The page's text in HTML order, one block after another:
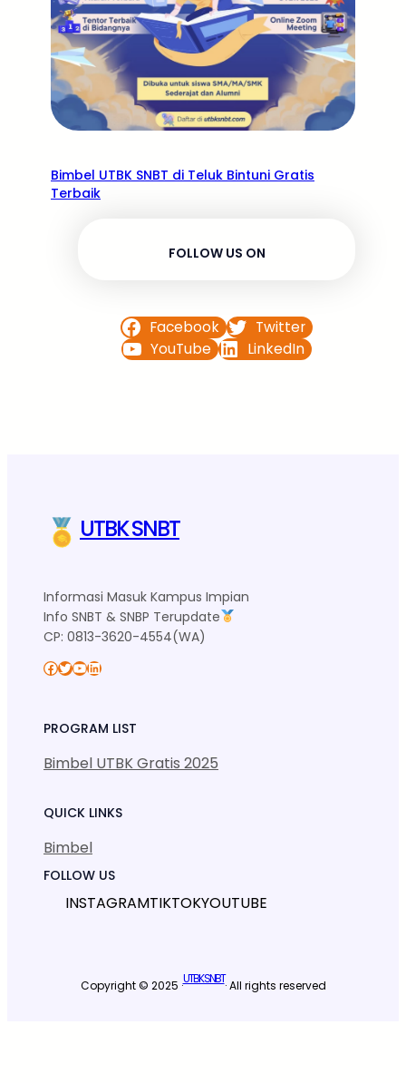
Bimbel UTBK SNBT di Teluk Bintuni Gratis
Terbaik
FOLLOW US ON
Facebook
Twitter
YouTube
LinkedIn
UTBK SNBT
Informasi Masuk Kampus Impian
Info SNBT & SNBP Terupdate
CP: 0813-3620-4554(WA)
Facebook Twitter YouTube LinkedIn
PROGRAM LIST
Bimbel UTBK Gratis 2025
QUICK LINKS
Bimbel
FOLLOW US
INSTAGRAMTIKTOKYOUTUBE
Copyright © 2025 ·UTBK SNBT· All rights reserved